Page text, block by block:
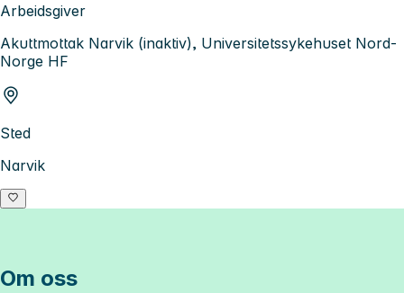
Arbeidsgiver
Akuttmottak Narvik (inaktiv), Universitetssykehuset Nord-
Norge HF
Sted
Narvik
Om oss